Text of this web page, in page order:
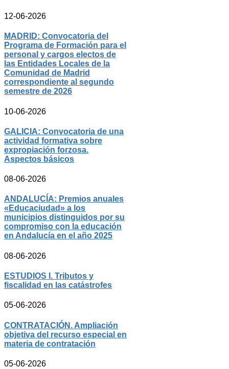
12-06-2026
MADRID: Convocatoria del
Programa de Formación para el
personal y cargos electos de
las Entidades Locales de la
Comunidad de Madrid
correspondiente al segundo
semestre de 2026
10-06-2026
GALICIA: Convocatoria de una
actividad formativa sobre
expropiación forzosa.
Aspectos básicos
08-06-2026
ANDALUCÍA: Premios anuales
«Educaciudad» a los
municipios distinguidos por su
compromiso con la educación
en Andalucía en el año 2025
08-06-2026
ESTUDIOS I. Tributos y
fiscalidad en las catástrofes
05-06-2026
CONTRATACIÓN. Ampliación
objetiva del recurso especial en
materia de contratación
05-06-2026